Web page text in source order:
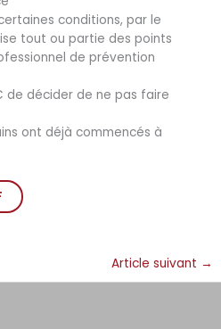
conditions, par le
tout ou partie des points
de prévention
de décider de ne pas faire
ont déjà commencés à
Article suivant →